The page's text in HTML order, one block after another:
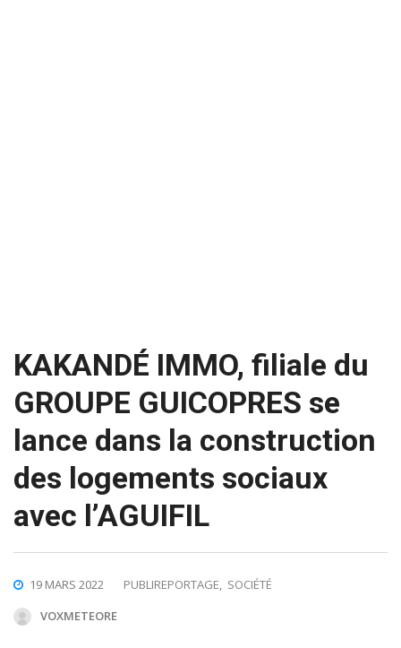
KAKANDÉ IMMO, filiale du
GROUPE GUICOPRES se
lance dans la construction
des logements sociaux
avec l’AGUIFIL
19 MARS 2022 PUBLIREPORTAGE, SOCIÉTÉ
VOXMETEORE